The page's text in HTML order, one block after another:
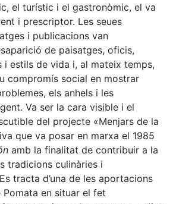
el turístic i el gastronòmic, el va
i prescriptor. Les seues
i publicacions van
de paisatges, oficis,
i estils de vida i, al mateix temps,
compromís social en mostrar
els anhels i les
Va ser la cara visible i el
del projecte «Menjars de la
que va posar en marxa el 1985
amb la finalitat de contribuir a la
tradicions culinàries i
tracta d’una de les aportacions
Pomata en situar el fet